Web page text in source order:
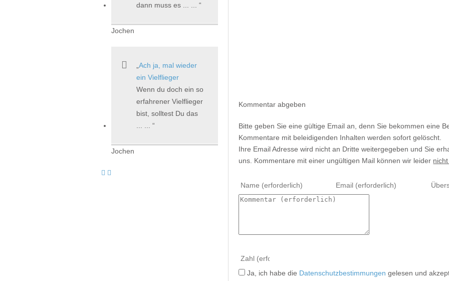
Kommentar abgeben
Bitte geben Sie eine gültige Email an, denn Sie bekommen eine
Kommentare mit beleidigenden Inhalten werden sofort gelöscht.
Ihre Email Adresse wird nicht an Dritte weitergegeben und Sie
uns. Kommentare mit einer ungültigen Mail können wir leider
Ja, ich habe die Datenschutzbestimmungen gelesen und
dann muss es ... ...
Jochen
Ach ja, mal wieder
ein Vielflieger
Wenn du doch ein so
erfahrener Vielflieger
bist, solltest Du das
Jochen